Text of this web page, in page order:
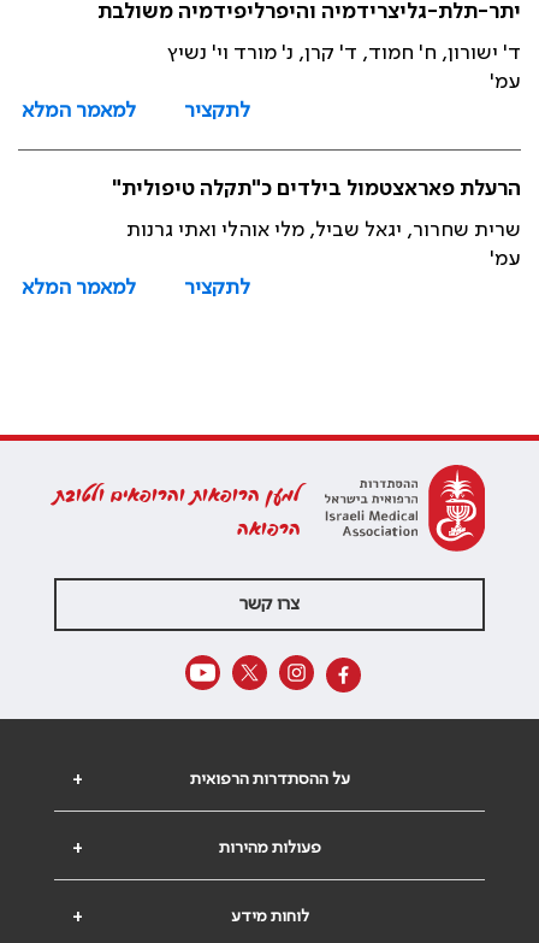
יתר-תלת-גליצרידמיה והיפרליפידמיה משולבת
ד' ישורון, ח' חמוד, ד' קרן, נ' מורד וי' נשיץ
עמ'
לתקציר
למאמר המלא
הרעלת פאראצטמול בילדים כ"תקלה טיפולית"
שרית שחרור, יגאל שביל, מלי אוהלי ואתי גרנות
עמ'
לתקציר
למאמר המלא
למען הרופאות והרופאים ולטובת
הרפואה
צרו קשר
+ על ההסתדרות הרפואית
+ פעולות מהירות
+ לוחות מידע